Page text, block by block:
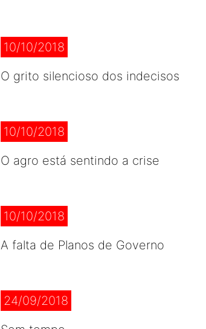
10/10/2018
O grito silencioso dos indecisos
10/10/2018
O agro está sentindo a crise
10/10/2018
A falta de Planos de Governo
24/09/2018